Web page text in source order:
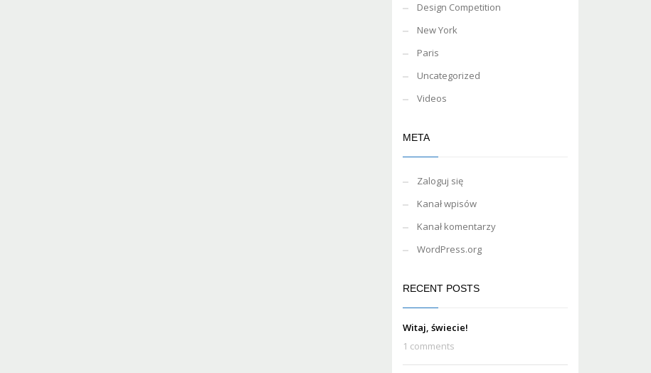
Design Competition
New York
Paris
Uncategorized
Videos
META
Zaloguj się
Kanał wpisów
Kanał komentarzy
WordPress.org
RECENT POSTS
Witaj, świecie!
1 comments